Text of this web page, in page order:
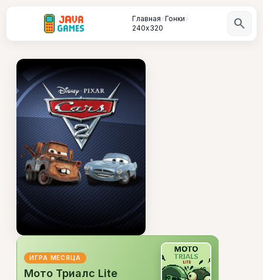
Главная»Гонки»
240х320
search
ИГРА МЕСЯЦА
Мото Триалс Lite